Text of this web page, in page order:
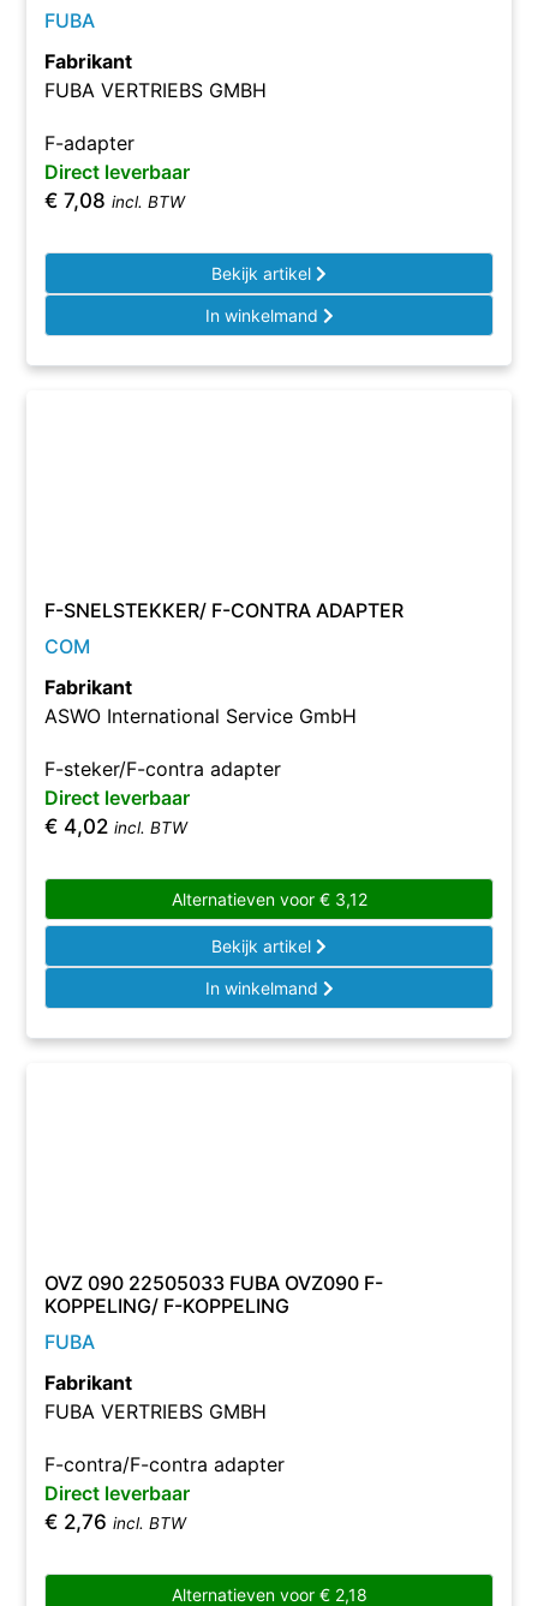
FUBA
Fabrikant
FUBA VERTRIEBS GMBH
F-adapter
Direct leverbaar
€ 7,08 incl. BTW
Bekijk artikel
In winkelmand
F-SNELSTEKKER/ F-CONTRA ADAPTER
COM
Fabrikant
ASWO International Service GmbH
F-steker/F-contra adapter
Direct leverbaar
€ 4,02 incl. BTW
Alternatieven voor €3,12
Bekijk artikel
In winkelmand
OVZ 090 22505033 FUBA OVZ090 F-
KOPPELING/ F-KOPPELING
FUBA
Fabrikant
FUBA VERTRIEBS GMBH
F-contra/F-contra adapter
Direct leverbaar
€ 2,76 incl. BTW
Alternatieven voor €2,18